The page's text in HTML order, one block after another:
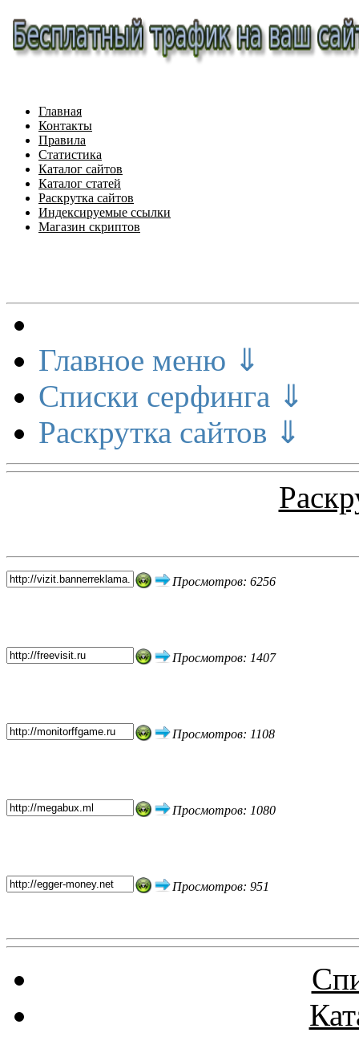
Главная
Контакты
Правила
Статистика
Каталог сайтов
Каталог статей
Раскрутка сайтов
Индексируемые ссылки
Магазин скриптов
Главное меню ⇓
Списки серфинга ⇓
Раскрутка сайтов ⇓
Просмотров: 6256
Просмотров: 1407
Просмотров: 1108
Просмотров: 1080
Просмотров: 951